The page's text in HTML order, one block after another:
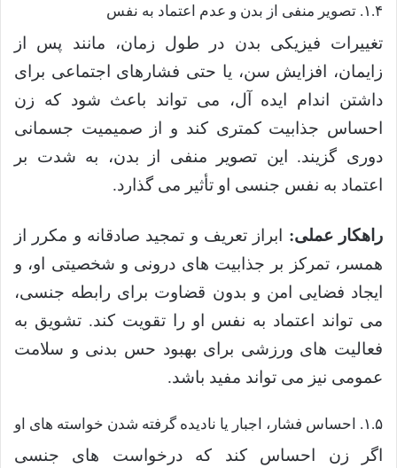
۱.۴. تصویر منفی از بدن و عدم اعتماد به نفس
تغییرات فیزیکی بدن در طول زمان، مانند پس از
زایمان، افزایش سن، یا حتی فشارهای اجتماعی برای
داشتن اندام ایده آل، می تواند باعث شود که زن
احساس جذابیت کمتری کند و از صمیمیت جسمانی
دوری گزیند. این تصویر منفی از بدن، به شدت بر
اعتماد به نفس جنسی او تأثیر می گذارد.
راهکار عملی: ابراز تعریف و تمجید صادقانه و مکرر از
همسر، تمرکز بر جذابیت های درونی و شخصیتی او، و
ایجاد فضایی امن و بدون قضاوت برای رابطه جنسی،
می تواند اعتماد به نفس او را تقویت کند. تشویق به
فعالیت های ورزشی برای بهبود حس بدنی و سلامت
عمومی نیز می تواند مفید باشد.
۱.۵. احساس فشار، اجبار یا نادیده گرفته شدن خواسته های او
اگر زن احساس کند که درخواست های جنسی